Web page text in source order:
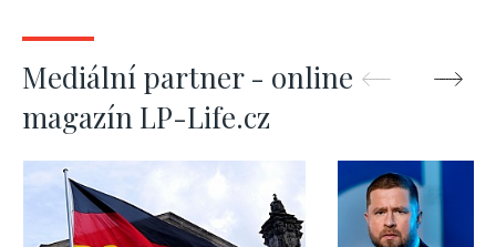
Mediální partner - online
magazín LP-Life.cz